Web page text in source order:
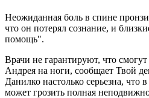
Неожиданная боль в спине
что он потерял сознание, и
помощь".
Врачи не гарантируют, что
Андрея на ноги, сообщает Твой
Данилко настолько серьезна, что
может грозить полная